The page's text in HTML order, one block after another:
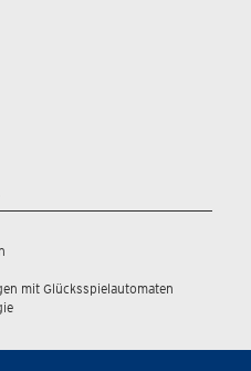
mit Glücksspielautomaten